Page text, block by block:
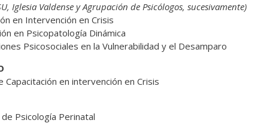
Iglesia Valdense y Agrupación de Psicólogos, sucesivamente)
en Intervención en Crisis
en Psicopatología Dinámica
Psicosociales en la Vulnerabilidad y el Desamparo
Capacitación en intervención en Crisis
Psicología Perinatal